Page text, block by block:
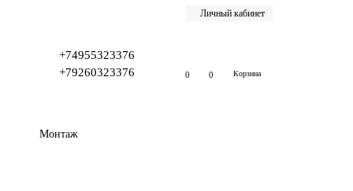
Личный кабинет
+74955323376
+79260323376
0 0 Корзина
Монтаж